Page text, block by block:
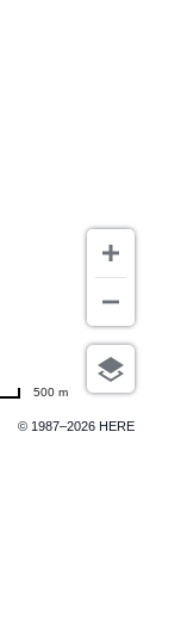
© 1987–2026 HERE
500 m